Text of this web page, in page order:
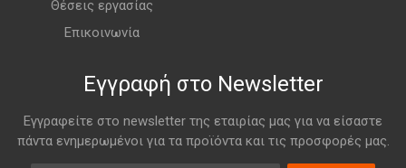
Θέσεις εργασίας
Επικοινωνία
Εγγραφή στο Newsletter
Εγγραφείτε στο newsletter της εταιρίας μας για να είσαστε
πάντα ενημερωμένοι για τα προϊόντα και τις προσφορές μας.